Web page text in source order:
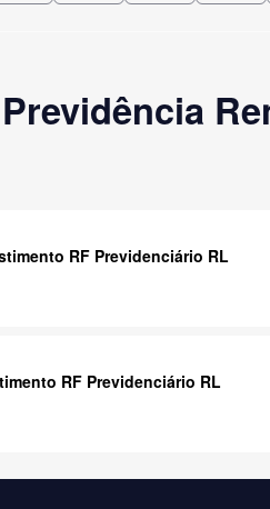
RF Previdenciário RL
RF Previdenciário RL